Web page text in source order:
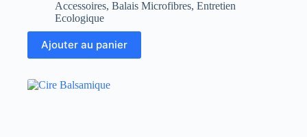
Accessoires, Balais Microfibres, Entretien
Ecologique
Ajouter au panier